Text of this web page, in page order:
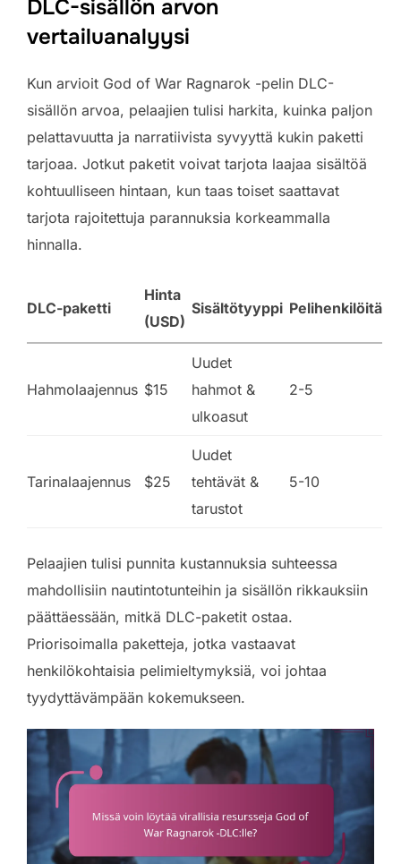
DLC-sisällön arvon
vertailuanalyysi
Kun arvioit God of War Ragnarok -pelin DLC-
sisällön arvoa, pelaajien tulisi harkita, kuinka paljon
pelattavuutta ja narratiivista syvyyttä kukin paketti
tarjoaa. Jotkut paketit voivat tarjota laajaa sisältöä
kohtuulliseen hintaan, kun taas toiset saattavat
tarjota rajoitettuja parannuksia korkeammalla
hinnalla.
DLC-paketti
Hinta
(USD)
Sisältötyyppi Pelihenkilöitä
Hahmolaajennus $15
Uudet
hahmot &
ulkoasut
2-5
Tarinalaajennus $25
Uudet
tehtävät &
tarustot
5-10
Pelaajien tulisi punnita kustannuksia suhteessa
mahdollisiin nautintotunteihin ja sisällön rikkauksiin
päättäessään, mitkä DLC-paketit ostaa.
Priorisoimalla paketteja, jotka vastaavat
henkilökohtaisia pelimieltymyksiä, voi johtaa
tyydyttävämpään kokemukseen.